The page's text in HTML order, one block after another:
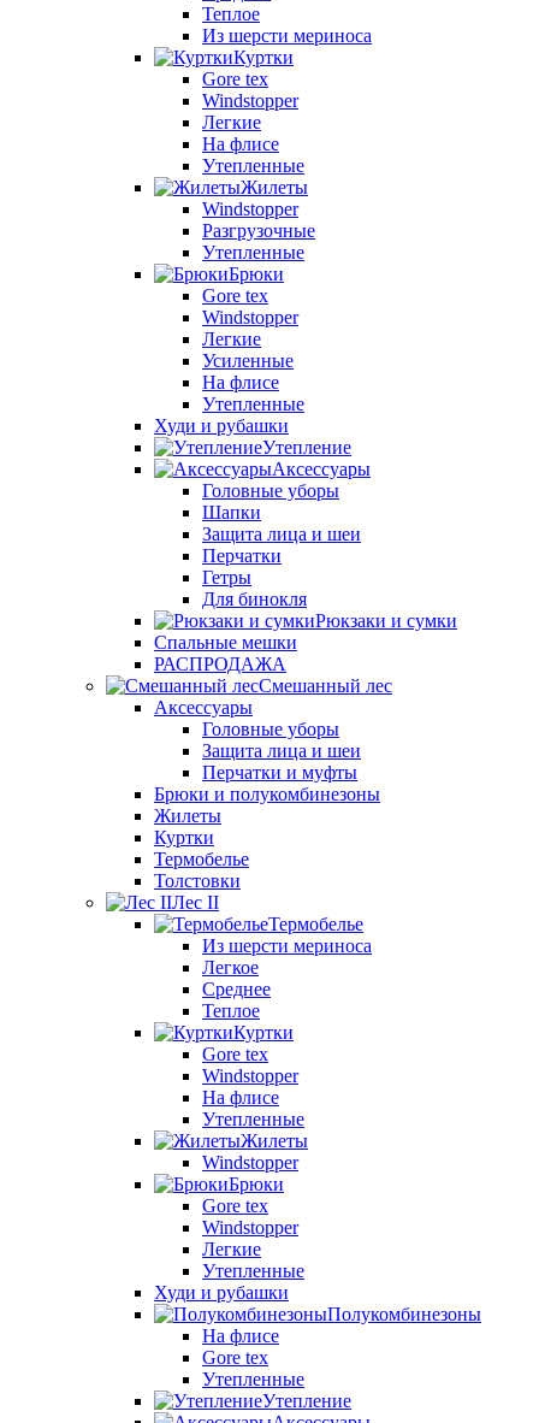
Теплое
Из шерсти мериноса
Куртки
Gore tex
Windstopper
Легкие
На флисе
Утепленные
Жилеты
Windstopper
Разгрузочные
Утепленные
Брюки
Gore tex
Windstopper
Легкие
Усиленные
На флисе
Утепленные
Худи и рубашки
Утепление
Аксессуары
Головные уборы
Шапки
Защита лица и шеи
Перчатки
Гетры
Для бинокля
Рюкзаки и сумки
Спальные мешки
РАСПРОДАЖА
Смешанный лес
Аксессуары
Головные уборы
Защита лица и шеи
Перчатки и муфты
Брюки и полукомбинезоны
Жилеты
Куртки
Термобелье
Толстовки
Лес II
Термобелье
Из шерсти мериноса
Легкое
Среднее
Теплое
Куртки
Gore tex
Windstopper
На флисе
Утепленные
Жилеты
Windstopper
Брюки
Gore tex
Windstopper
Легкие
Утепленные
Худи и рубашки
Полукомбинезоны
На флисе
Gore tex
Утепленные
Утепление